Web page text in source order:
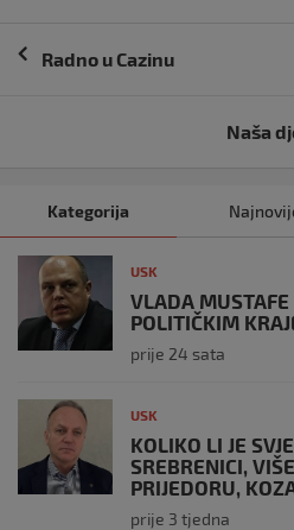
Navigacija
Radno u Cazinu
Naša
Kategorija
USK
VLADA MUSTAFE
POLITIČKIM
prije 24 sata
USK
KOLIKO LI JE
SREBRENICI,
PRIJEDORU,
prije 3 tjedna